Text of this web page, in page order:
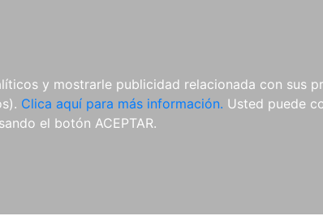
y mostrarle publicidad relacionada con sus
Clica aquí para más información. Usted puede
el botón ACEPTAR.
REVISTAS
CDS Y
DVDS
MATERIAL
COMPLEMENTARIO